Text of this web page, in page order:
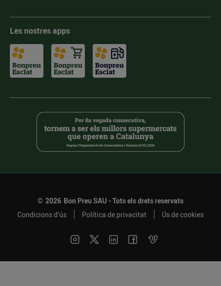
Les nostres apps
© 2026 Bon Preu SAU - Tots els drets reservats
Condicions d’ús
Política de privacitat Ús de cookies